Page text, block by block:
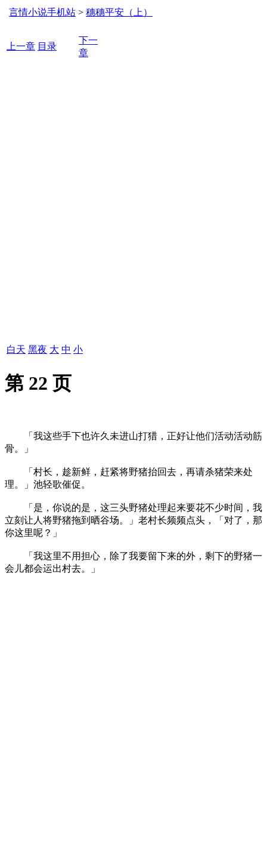
言情小说手机站 > 穗穗平安（上）
上一章 目录
下一
章
白天 黑夜 大 中 小
第 22 页
「我这些手下也许久未进山打猎，正好让他们活动活动筋
骨。」
「村长，趁新鲜，赶紧将野猪抬回去，再请杀猪荣来处
理。」池轻歌催促。
「是，你说的是，这三头野猪处理起来要花不少时间，我
立刻让人将野猪拖到晒谷场。」老村长频频点头，「对了，那
你这里呢？」
「我这里不用担心，除了我要留下来的外，剩下的野猪一
会儿都会运出村去。」